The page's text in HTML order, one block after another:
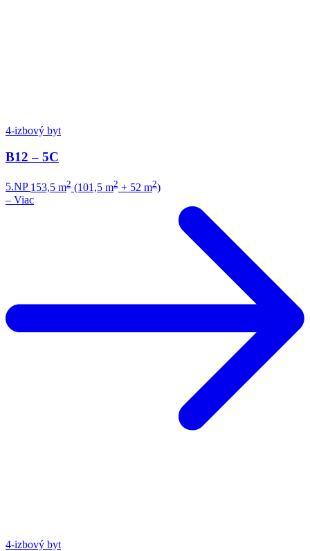
4-izbový byt
B12 – 5C
5.NP 153,5 m2 (101,5 m2 + 52 m2)
– Viac
4-izbový byt